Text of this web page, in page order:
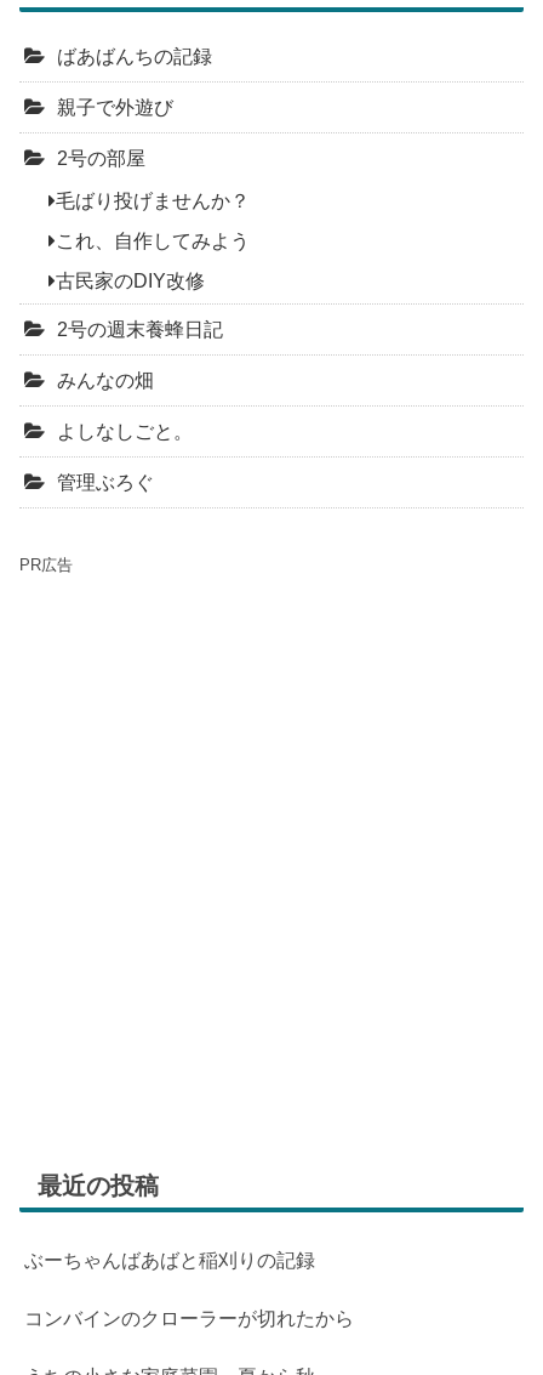
ばあばんちの記録
親子で外遊び
2号の部屋
毛ばり投げませんか？
これ、自作してみよう
古民家のDIY改修
2号の週末養蜂日記
みんなの畑
よしなしごと。
管理ぶろぐ
PR広告
最近の投稿
ぶーちゃんばあばと稲刈りの記録
コンバインのクローラーが切れたから